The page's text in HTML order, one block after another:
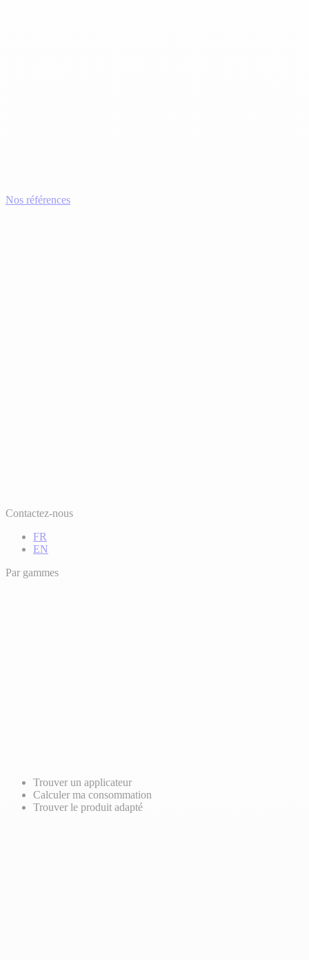
Nos références
Contactez-nous
FR
EN
Par gammes
Trouver un applicateur
Calculer ma consommation
Trouver le produit adapté